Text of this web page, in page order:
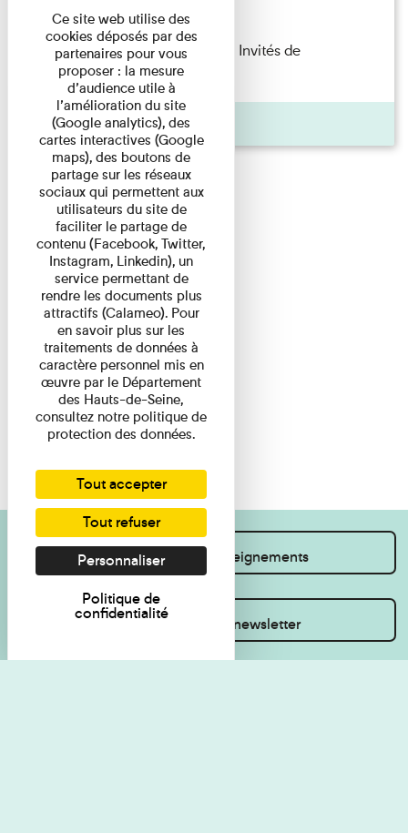
Lecture
Fanny Taillandier – Foudres Les Invités de
l’Imprimerie n°6 Lecture ...
Pages
Je souhaite des renseignements
Inscrivez-vous à la newsletter
Ce site web utilise des
cookies déposés par des
partenaires pour vous
proposer : la mesure
d’audience utile à
l’amélioration du site
(Google analytics), des
cartes interactives (Google
maps), des boutons de
partage sur les réseaux
sociaux qui permettent aux
utilisateurs du site de
faciliter le partage de
contenu (Facebook, Twitter,
Instagram, Linkedin), un
service permettant de
rendre les documents plus
attractifs (Calameo). Pour
en savoir plus sur les
traitements de données à
caractère personnel mis en
œuvre par le Département
des Hauts-de-Seine,
consultez notre politique de
protection des données.
Tout accepter
Tout refuser
Personnaliser
Politique de
confidentialité